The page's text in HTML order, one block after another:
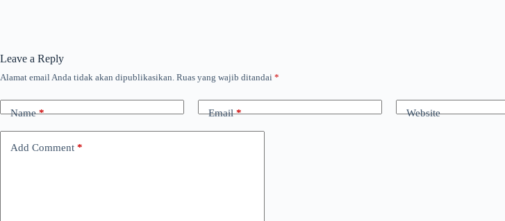
Leave a Reply
Alamat email Anda tidak akan dipublikasikan. Ruas yang wajib ditandai *
Name* Email* Website
Add Comment *